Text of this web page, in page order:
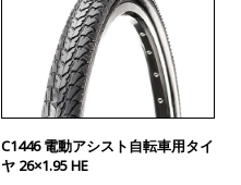
C1446 電動アシスト自転車用タイ
ヤ 26×1.95 HE